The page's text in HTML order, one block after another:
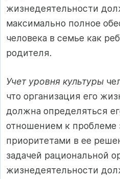
жизнедеятельности
максимально полное
человека в семье как
родителя.
Учет уровня культуры
что организация его
должна определяться
отношением к проблеме
приоритетами в ее
задачей рациональной
жизнедеятельности